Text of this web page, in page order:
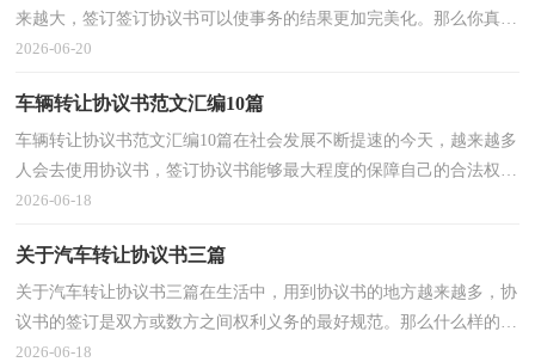
来越大，签订签订协议书可以使事务的结果更加完美化。那么你真正
懂得怎么写好协议书吗？以下是小编整理的车辆转让...
2026-06-20
车辆转让协议书范文汇编10篇
车辆转让协议书范文汇编10篇在社会发展不断提速的今天，越来越多
人会去使用协议书，签订协议书能够最大程度的保障自己的合法权
利。协议书的注意事项有许多，你确定会写吗？下面是小...
2026-06-18
关于汽车转让协议书三篇
关于汽车转让协议书三篇在生活中，用到协议书的地方越来越多，协
议书的签订是双方或数方之间权利义务的最好规范。那么什么样的协
议书才是有效的呢？下面是小编为大家整理的汽车转...
2026-06-18